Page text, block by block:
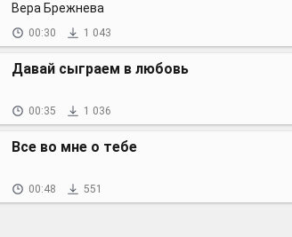
Вера Брежнева
00:30 1 043
Давай сыграем в любовь
00:35 1 036
Все во мне о тебе
00:48 551